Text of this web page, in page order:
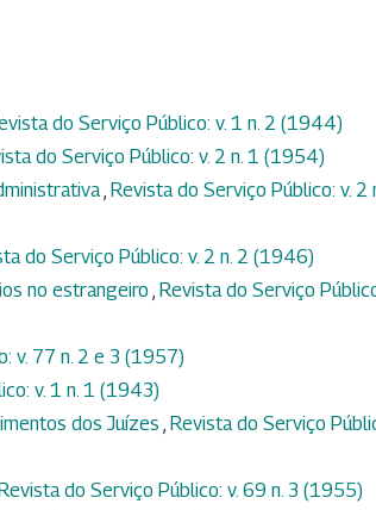
do Serviço Público: v. 1 n. 2 (1944)
do Serviço Público: v. 2 n. 1 (1954)
Revista do Serviço Público: v. 2
do Serviço Público: v. 2 n. 2 (1946)
no estrangeiro Revista do Serviço
v. 77 n. 2 e 3 (1957)
v. 1 n. 1 (1943)
dos Juízes Revista do Serviço
do Serviço Público: v. 69 n. 3 (1955)